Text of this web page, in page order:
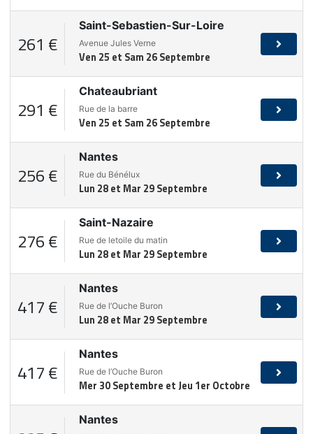
261 €
Saint-Sebastien-Sur-Loire
Avenue Jules Verne
Ven 25 et Sam 26 Septembre
291 €
Chateaubriant
Rue de la barre
Ven 25 et Sam 26 Septembre
256 €
Nantes
Rue du Bénélux
Lun 28 et Mar 29 Septembre
276 €
Saint-Nazaire
Rue de letoile du matin
Lun 28 et Mar 29 Septembre
417 €
Nantes
Rue de l’Ouche Buron
Lun 28 et Mar 29 Septembre
417 €
Nantes
Rue de l’Ouche Buron
Mer 30 Septembre et Jeu 1er Octobre
Nantes